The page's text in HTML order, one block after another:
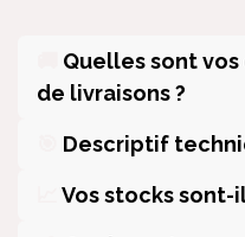
Quelles sont
de livraisons ?
Descriptif
Vos stocks sont-